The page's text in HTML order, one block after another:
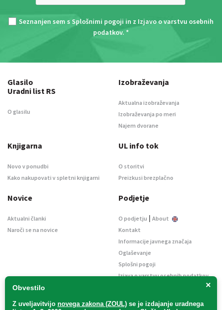
Seznanjen sem s Splošnimi pogoji in z Izjavo o varstvu osebnih
podatkov. *
×
Obvestilo
Z uveljavitvijo novega zakona (ZOUL) se je izdajanje uradnega
Glasilo
Uradni list RS
O glasilu
Izobraževanja
Aktualna izobraževanja
Izobraževanja po meri
Najem dvorane
Knjigarna
Novo v ponudbi
Kako nakupovati v spletni knjigarni
UL info tok
O storitvi
Preizkusi brezplačno
Novice
Aktualni članki
Naroči se na novice
Podjetje
O podjetju | About
Kontakt
Informacije javnega značaja
Oglaševanje
Splošni pogoji
Izjava o varstvu osebnih podatkov